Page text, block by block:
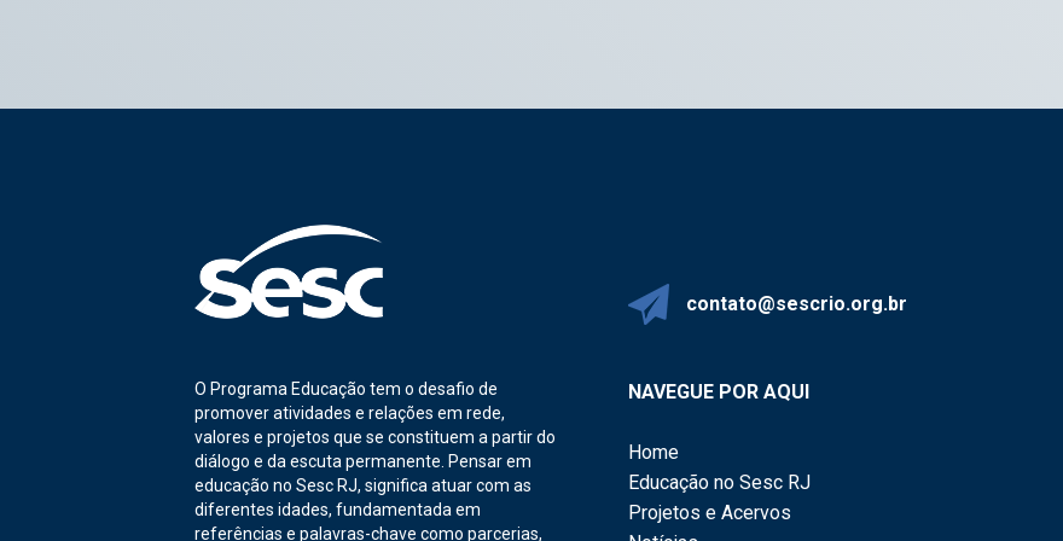
contato@sescrio.org.br
O Programa Educação tem o desafio de
promover atividades e relações em rede,
valores e projetos que se constituem a partir do
diálogo e da escuta permanente. Pensar em
educação no Sesc RJ, significa atuar com as
diferentes idades, fundamentada em
referências e palavras-chave como parcerias,
NAVEGUE POR AQUI
Home
Educação no Sesc RJ
Projetos e Acervos